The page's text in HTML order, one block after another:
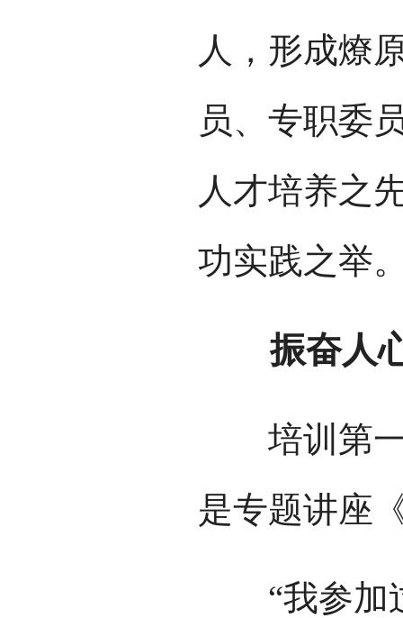
人，形成燎
员、专职委
人才培养之
功实践之举
振奋人心
培训第一
是专题讲座
“我参加过